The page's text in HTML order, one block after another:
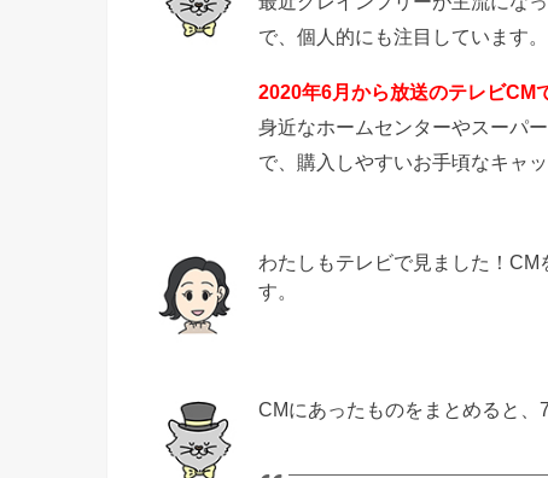
で、個人的にも注目しています。
2020年6月から放送のテレビCM
身近なホームセンターやスーパ
で、購入しやすいお手頃なキャ
わたしもテレビで見ました！
す。
CMにあったものをまとめると、